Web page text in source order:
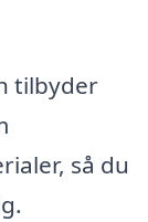
tilbyder
så du